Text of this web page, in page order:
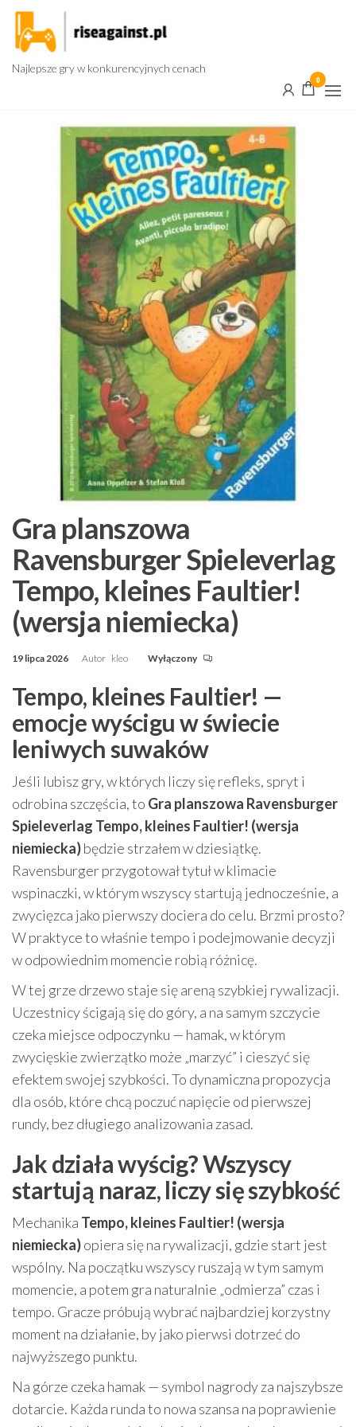
Przejdź
treści
Najlepsze gry w konkurencyjnych cenach
0
Gra planszowa
Ravensburger Spieleverlag
Tempo, kleines Faultier!
(wersja niemiecka)
19 lipca 2026 Autor kleo Wyłączony
Tempo, kleines Faultier! —
emocje wyścigu w świecie
leniwych suwaków
Jeśli lubisz gry, w których liczy się refleks, spryt i
odrobina szczęścia, to Gra planszowa Ravensburger
Spieleverlag Tempo, kleines Faultier! (wersja
niemiecka)będzie strzałem w dziesiątkę.
Ravensburger przygotował tytuł w klimacie
wspinaczki, w którym wszyscy startują jednocześnie, a
zwycięzca jako pierwszy dociera do celu. Brzmi prosto?
W praktyce to właśnie tempo i podejmowanie decyzji
w odpowiednim momencie robią różnicę.
W tej grze drzewo staje się areną szybkiej rywalizacji.
Uczestnicy ścigają się do góry, a na samym szczycie
czeka miejsce odpoczynku — hamak, w którym
zwycięskie zwierzątko może „marzyć” i cieszyć się
efektem swojej szybkości. To dynamiczna propozycja
dla osób, które chcą poczuć napięcie od pierwszej
rundy, bez długiego analizowania zasad.
Jak działa wyścig? Wszyscy
startują naraz, liczy się szybkość
Mechanika Tempo, kleines Faultier! (wersja
niemiecka)opiera się na rywalizacji, gdzie start jest
wspólny. Na początku wszyscy ruszają w tym samym
momencie, a potem gra naturalnie „odmierza” czas i
tempo. Gracze próbują wybrać najbardziej korzystny
moment na działanie, by jako pierwsi dotrzeć do
najwyższego punktu.
Na górze czeka hamak — symbol nagrody za najszybsze
dotarcie. Każda runda to nowa szansa na poprawienie